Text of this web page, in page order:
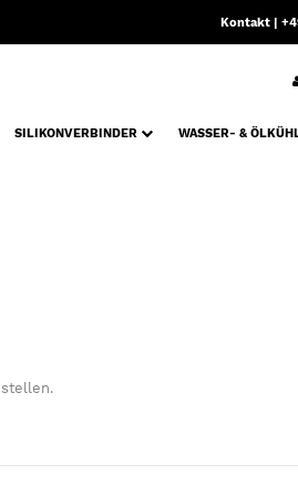
Kontakt |
SILIKONVERBINDER
WASSER- &